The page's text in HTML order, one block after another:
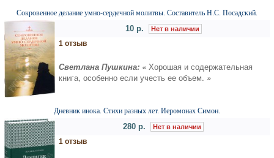
Сокровенное делание умно-сердечной молитвы. Составитель Н.С. Посадский.
10 р. Нет в наличии
1 отзыв
Светлана Пушкина: « Хорошая и содержательная
книга, особенно если учесть ее объем. »
Дневник инока. Стихи разных лет. Иеромонах Симон.
280 р. Нет в наличии
1 отзыв